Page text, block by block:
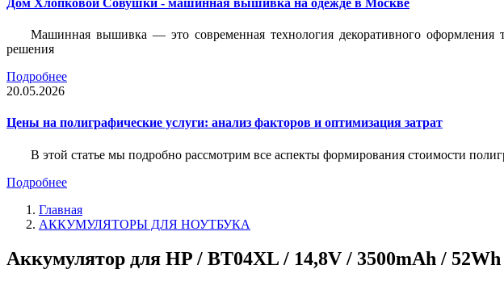
Дом Хлопковой Совушки - машинная вышивка на одежде в Москве
Машинная вышивка — это современная технология декоративного оформления
решения
Подробнее
20.05.2026
Цены на полиграфические услуги: анализ факторов и оптимизация затрат
В этой статье мы подробно рассмотрим все аспекты формирования стоимости
Подробнее
Главная
АККУМУЛЯТОРЫ ДЛЯ НОУТБУКА
Аккумулятор для HP / BT04XL / 14,8V / 3500mAh / 52Wh